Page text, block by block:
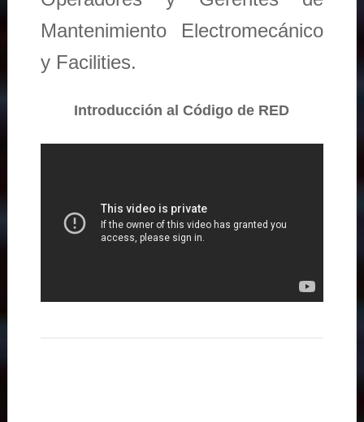
Mantenimiento Electromecánico
y Facilities.
Introducción al Código de RED